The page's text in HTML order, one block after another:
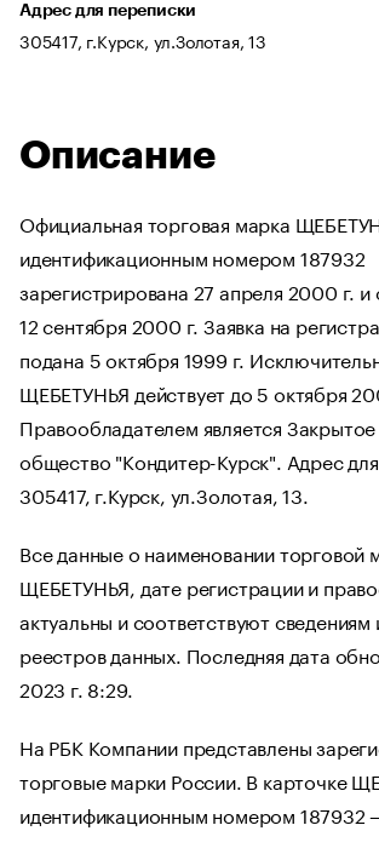
Адрес для переписки
305417, г.Курск, ул.Золотая, 13
Описание
Официальная торговая марка
идентификационным номером 187932
зарегистрирована 27 апреля 2000 г. и
12 сентября 2000 г. Заявка на
подана 5 октября 1999 г.
ЩЕБЕТУНЬЯ действует до 5 октября
Правообладателем является
общество "Кондитер-Курск". Адрес
305417, г.Курск, ул.Золотая, 13.
Все данные о наименовании торговой
ЩЕБЕТУНЬЯ, дате регистрации и
актуальны и соответствуют
реестров данных. Последняя дата
2023 г. 8:29.
На РБК Компании представлены
торговые марки России. В карточке
идентификационным номером 187932